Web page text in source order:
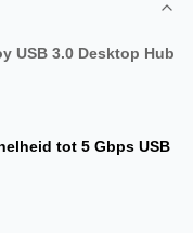
USB 3.0 Desktop Hub
tot 5 Gbps USB